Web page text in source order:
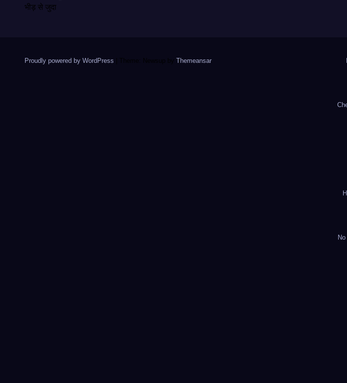
भीड़ से जुदा
Proudly powered by WordPress Theme: Newsup by Themeansar.